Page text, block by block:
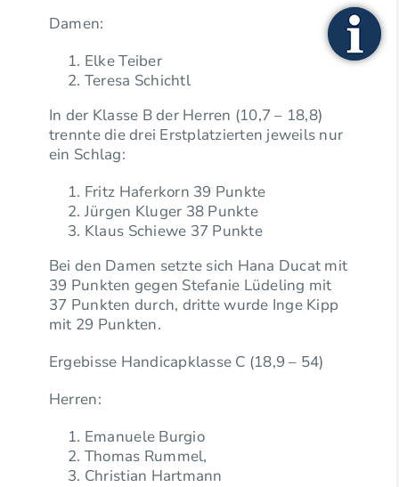
Damen:
Elke Teiber
Teresa Schichtl
In der Klasse B der Herren (10,7 – 18,8)
trennte die drei Erstplatzierten jeweils nur
ein Schlag:
Fritz Haferkorn 39 Punkte
Jürgen Kluger 38 Punkte
Klaus Schiewe 37 Punkte
Bei den Damen setzte sich Hana Ducat mit
39 Punkten gegen Stefanie Lüdeling mit
37 Punkten durch, dritte wurde Inge Kipp
mit 29 Punkten.
Ergebisse Handicapklasse C (18,9 – 54)
Herren:
Emanuele Burgio
Thomas Rummel,
Christian Hartmann